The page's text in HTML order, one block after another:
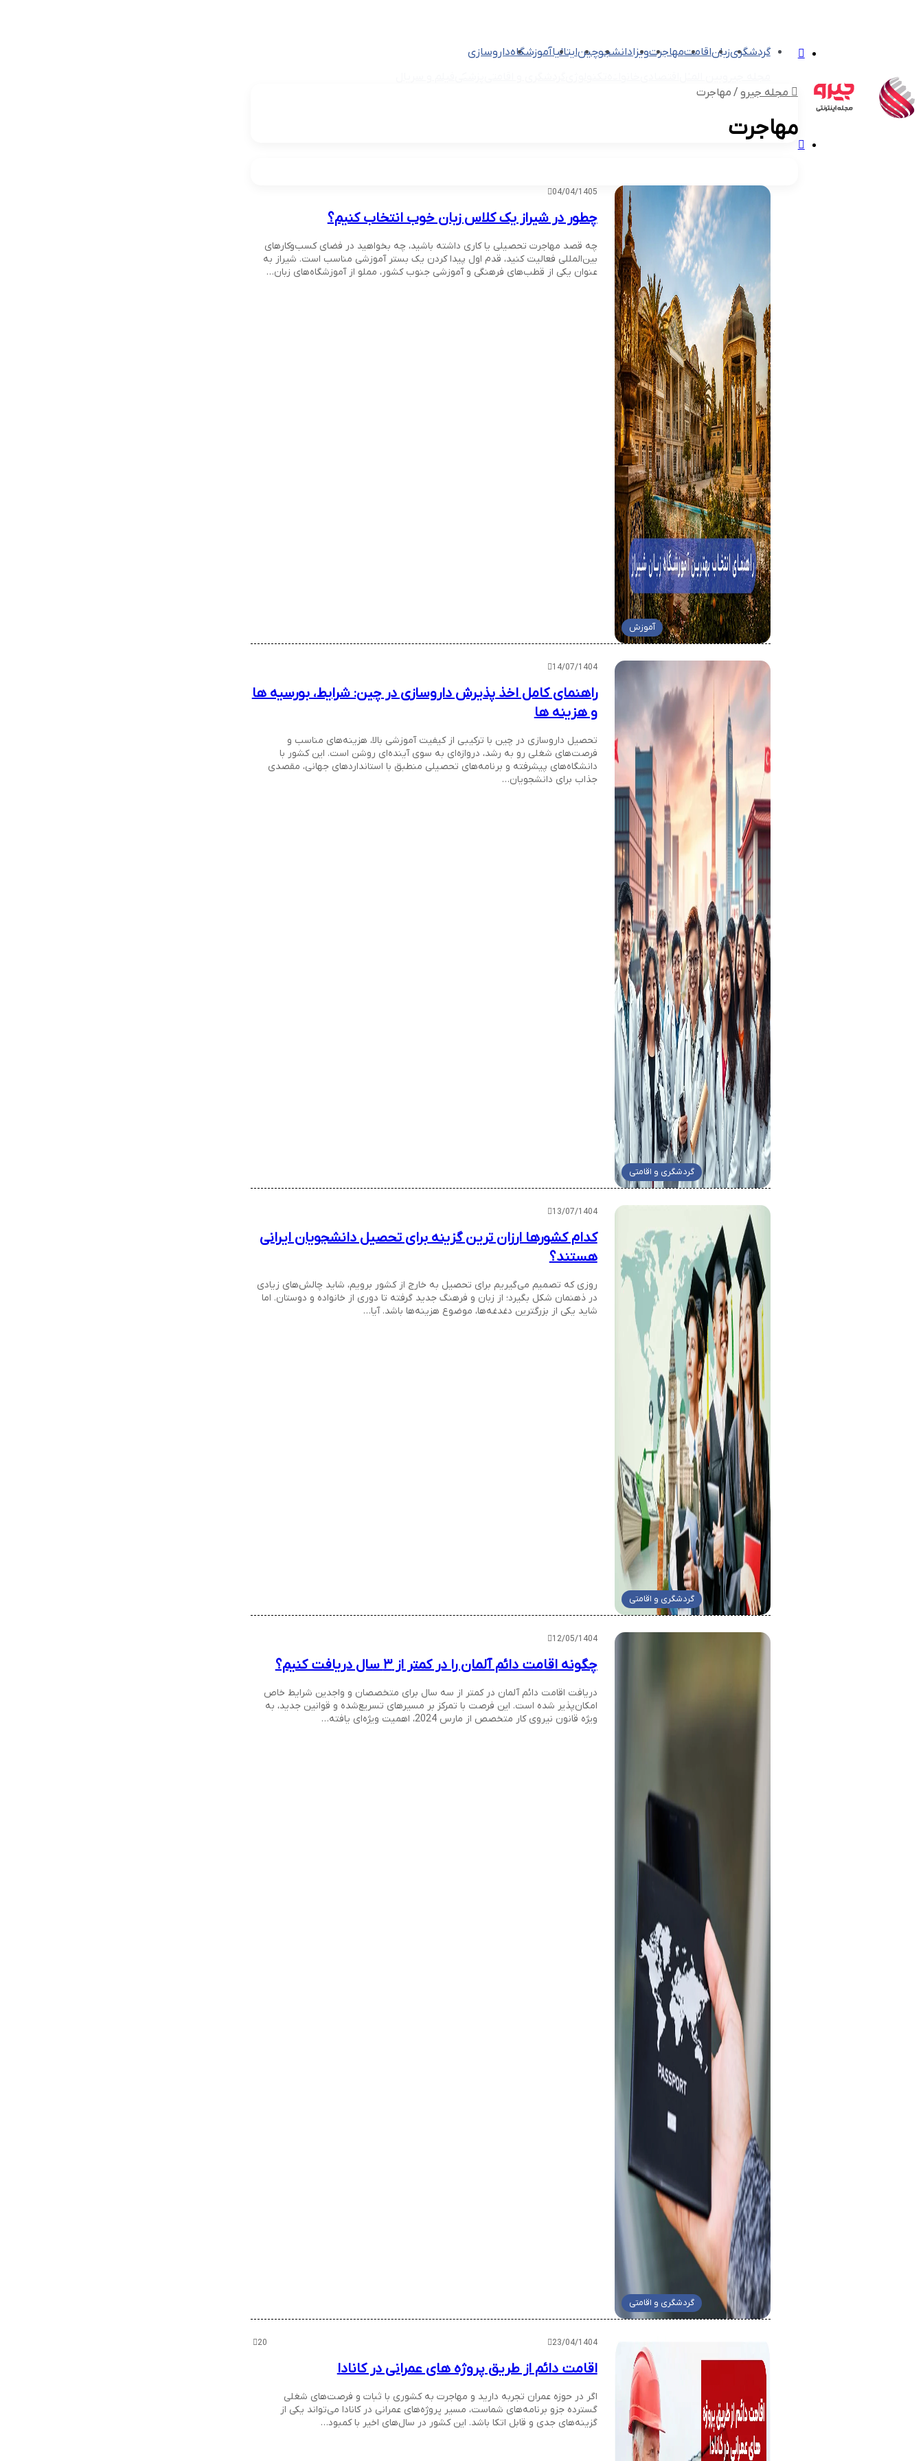
تغییر
منو
گردشگریزباناقامتمهاجرتویزادانشجوچینایتالیاآموزشگاهداروسازی
مجله جیرو / مهاجرت
مهاجرت
آموزش
04/04/1405
چطور در شیراز یک کلاس زبان خوب انتخاب کنیم؟
چه قصد مهاجرت تحصیلی یا کاری داشته باشید، چه بخواهید در فضای کسب‌وکارهای
بین‌المللی فعالیت کنید، قدم اول پیدا کردن یک بستر آموزشی مناسب است. شیراز به
عنوان یکی از قطب‌های فرهنگی و آموزشی جنوب کشور، مملو از آموزشگاه‌های زبان…
گردشگری و اقامتی
14/07/1404
راهنمای کامل اخذ پذیرش داروسازی در چین: شرایط، بورسیه ها
و هزینه ها
تحصیل داروسازی در چین با ترکیبی از کیفیت آموزشی بالا، هزینه‌های مناسب و
فرصت‌های شغلی رو به رشد، دروازه‌ای به سوی آینده‌ای روشن است. این کشور با
دانشگاه‌های پیشرفته و برنامه‌های تحصیلی منطبق با استانداردهای جهانی، مقصدی
جذاب برای دانشجویان…
گردشگری و اقامتی
13/07/1404
کدام کشورها ارزان ترین گزینه برای تحصیل دانشجویان ایرانی
هستند؟
روزی که تصمیم می‌گیریم برای تحصیل به خارج از کشور برویم، شاید چالش‌های زیادی
در ذهنمان شکل بگیرد؛ از زبان و فرهنگ جدید گرفته تا دوری از خانواده و دوستان. اما
شاید یکی از بزرگترین دغدغه‌ها، موضوع هزینه‌ها باشد. آیا…
گردشگری و اقامتی
12/05/1404
چگونه اقامت دائم آلمان را در کمتر از ۳ سال دریافت کنیم؟
دریافت اقامت دائم آلمان در کمتر از سه سال برای متخصصان و واجدین شرایط خاص
امکان‌پذیر شده است. این فرصت با تمرکز بر مسیرهای تسریع‌شده و قوانین جدید، به
ویژه قانون نیروی کار متخصص از مارس 2024، اهمیت ویژه‌ای یافته…
23/04/1404
20
اقامت دائم از طریق پروژه های عمرانی در کانادا
اگر در حوزه عمران تجربه دارید و مهاجرت به کشوری با ثبات و فرصت‌های شغلی
گسترده جزو برنامه‌های شماست، مسیر پروژه‌های عمرانی در کانادا می‌تواند یکی از
گزینه‌های جدی و قابل اتکا باشد. این کشور در سال‌های اخیر با کمبود…